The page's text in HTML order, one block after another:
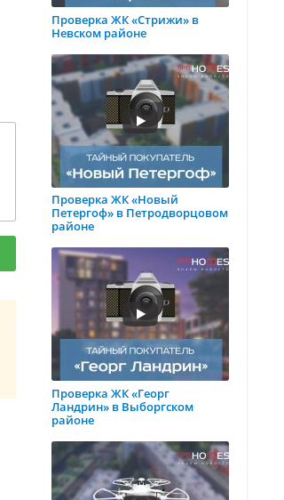
Проверка ЖК «Стрижи» в
Невском районе
Проверка ЖК «Новый
Петергоф» в Петродворцовом
районе
Проверка ЖК «Георг
Ландрин» в Выборгском
районе